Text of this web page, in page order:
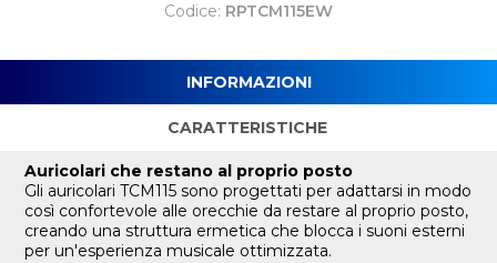
Codice: RPTCM115EW
INFORMAZIONI
CARATTERISTICHE
Auricolari che restano al proprio posto
Gli auricolari TCM115 sono progettati per adattarsi in modo
così confortevole alle orecchie da restare al proprio posto,
creando una struttura ermetica che blocca i suoni esterni
per un'esperienza musicale ottimizzata.